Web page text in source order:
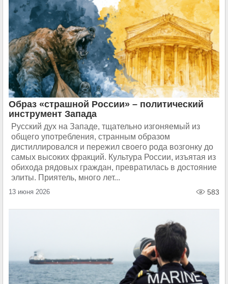
Образ «страшной России» – политический
инструмент Запада
Русский дух на Западе, тщательно изгоняемый из
общего употребления, странным образом
дистиллировался и пережил своего рода возгонку до
самых высоких фракций. Культура России, изъятая из
обихода рядовых граждан, превратилась в достояние
элиты. Приятель, много лет...
13 июня 2026 583